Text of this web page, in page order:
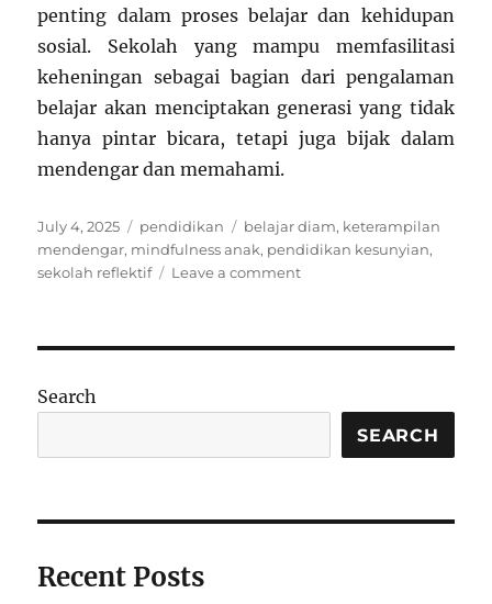
penting dalam proses belajar dan kehidupan
sosial. Sekolah yang mampu memfasilitasi
keheningan sebagai bagian dari pengalaman
belajar akan menciptakan generasi yang tidak
hanya pintar bicara, tetapi juga bijak dalam
mendengar dan memahami.
Posted
on
July 4, 2025 Categories
pendidikan Tags
belajar diam, keterampilan
mendengar, mindfulness anak, pendidikan kesunyian,
sekolah reflektif
Leave a commenton
Anak
Diam
Search
SEARCH
Recent Posts